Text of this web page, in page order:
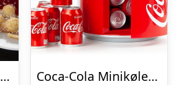
Boblevaffeljern – KitchPro
Coca-Cola Minikøleskab